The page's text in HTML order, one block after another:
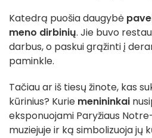
Katedrą puošia daugybė
meno dirbinių. Jie buvo
darbus, o paskui grąžinti į
paminkle.
Tačiau ar iš tiesų žinote, kas
kūrinius? Kurie menininkai
eksponuojami Paryžiaus
muziejuje ir ką simbolizuoja jų